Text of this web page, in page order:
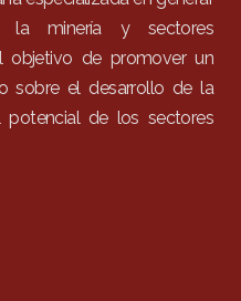
la minería y sectores
objetivo de promover un
sobre el desarrollo de la
de los sectores